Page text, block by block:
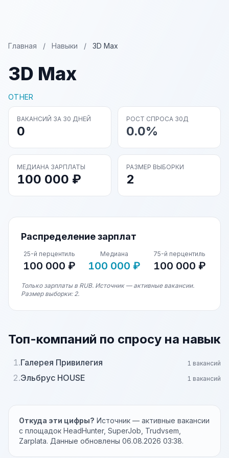
Главная / Навыки / 3D Max
3D Max
OTHER
ВАКАНСИЙ ЗА 30 ДНЕЙ
0
РОСТ СПРОСА 30Д
0.0%
МЕДИАНА ЗАРПЛАТЫ
100 000 ₽
РАЗМЕР ВЫБОРКИ
2
Распределение зарплат
25-й перцентиль
100 000 ₽
Медиана
100 000 ₽
75-й перцентиль
100 000 ₽
Только зарплаты в RUB. Источник — активные вакансии.
Размер выборки: 2.
Топ-компаний по спросу на навык
1.Галерея Привилегия 1 вакансий
2.Эльбрус HOUSE 1 вакансий
Откуда эти цифры? Источник — активные вакансии
с площадок HeadHunter, SuperJob, Trudvsem,
Zarplata. Данные обновлены 06.08.2026 03:38.